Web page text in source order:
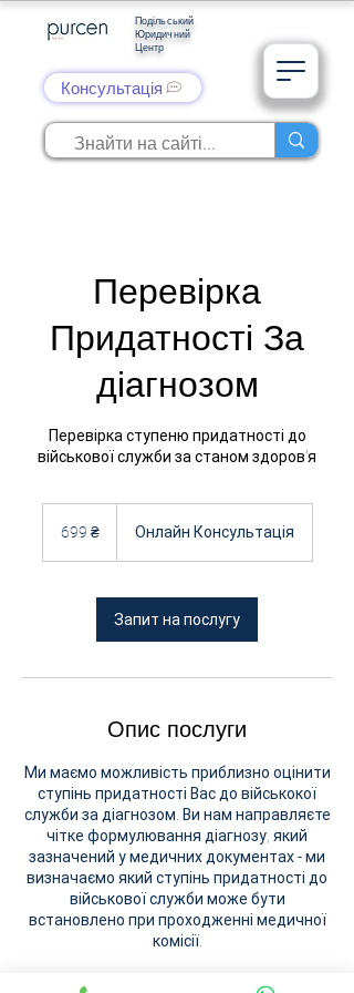
Подільський
Юридичний
Центр
Консультація
Перевірка
Придатності За
діагнозом
Перевірка ступеню придатності до
військової служби за станом здоров'я
гривень
699 ₴ Онлайн Консультація
Запит на послугу
Опис послуги
Ми маємо можливість приблизно оцінити
ступінь придатності Вас до військокої
служби за діагнозом. Ви нам направляєте
чітке формулювання діагнозу, який
зазначений у медичних документах - ми
визначаємо який ступінь придатності до
військової служби може бути
встановлено при проходженні медичної
комісії.